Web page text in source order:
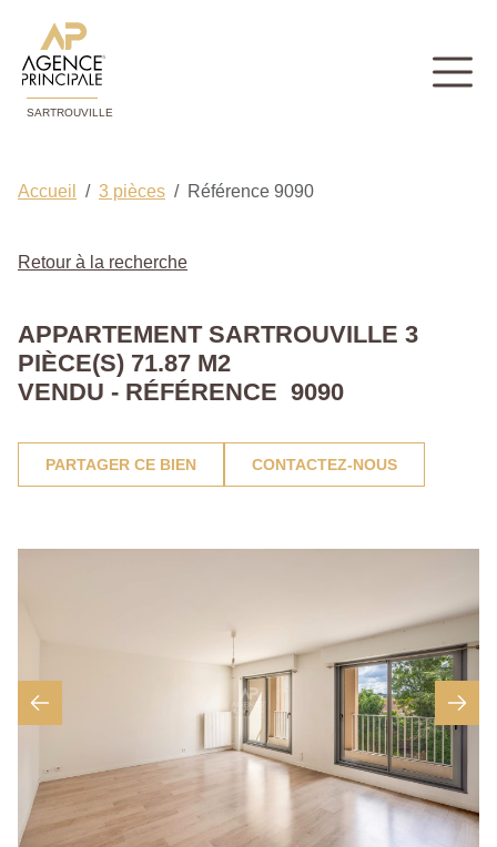
SARTROUVILLE
Accueil 3 pièces Référence 9090
Retour à la recherche
APPARTEMENT SARTROUVILLE 3
PIÈCE(S) 71.87 M2
VENDU - RÉFÉRENCE 9090
PARTAGER CE BIEN CONTACTEZ-NOUS